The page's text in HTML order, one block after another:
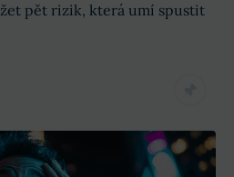
pět rizik, která umí spustit